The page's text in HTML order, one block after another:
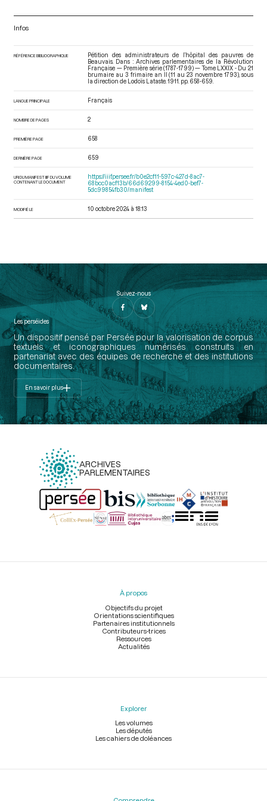
Infos
RÉFÉRENCE BIBLIOGRAPHIQUE
Pétition des administrateurs de l’hôpital des pauvres de
Beauvais. Dans : Archives parlementaires de la Révolution
Française — Première série (1787-1799) — Tome LXXIX - Du 21
brumaire au 3 frimaire an II (11 au 23 novembre 1793), sous
la direction de Lodoïs Lataste. 1911. pp. 658-659.
LANGUE PRINCIPALE Français
NOMBRE DE PAGES 2
PREMIÈRE PAGE 658
DERNIÈRE PAGE 659
URI DU MANIFEST IIIF DU VOLUME
CONTENANT LE DOCUMENT
https://iiif.persee.fr/b0e2cf11-597c-427d-8ac7-
68bcc0acf13b/66d69299-8154-4ed0-bef7-
5dc99854fb30/manifest
MODIFIÉ LE 10 octobre 2024 à 18:13
Suivez-nous
Les perséides
Un dispositif pensé par Persée pour la valorisation de corpus
textuels et iconographiques numérisés construits en
partenariat avec des équipes de recherche et des institutions
documentaires.
En savoir plus
ARCHIVES
PARLEMENTAIRES
Menu
À propos
Objectifs du projet
Orientations scientifiques
Partenaires institutionnels
Contributeurs-trices
Ressources
Actualités
Explorer
Les volumes
Les députés
Les cahiers de doléances